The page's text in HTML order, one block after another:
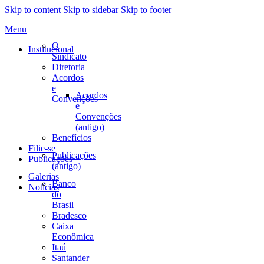
Skip to content Skip to sidebar Skip to footer
Menu
Institucional
O
Sindicato
Diretoria
Acordos
e
Convenções
Acordos
e
Convenções
(antigo)
Benefícios
Filie-se
PublicaçõesPublicações
(antigo)
Galerias
NotíciasBanco
do
Brasil
Bradesco
Caixa
Econômica
Itaú
Santander